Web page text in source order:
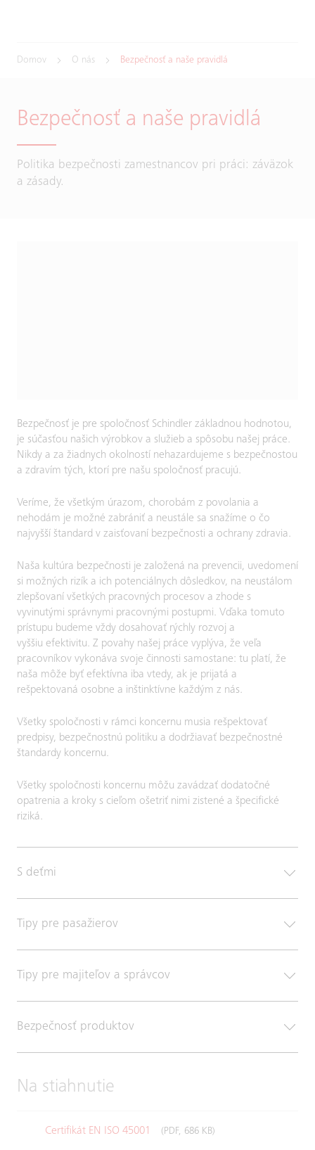
Domov O nás Bezpečnosť a naše pravidlá
Bezpečnosť a naše pravidlá
Politika bezpečnosti zamestnancov pri práci: záväzok
a zásady.
Bezpečnosť je pre spoločnosť Schindler základnou hodnotou,
je súčasťou našich výrobkov a služieb a spôsobu našej práce.
Nikdy a za žiadnych okolností nehazardujeme s bezpečnostou
a zdravím tých, ktorí pre našu spoločnosť pracujú.
Veríme, že všetkým úrazom, chorobám z povolania a
nehodám je možné zabrániť a neustále sa snažíme o čo
najvyšší štandard v zaisťovaní bezpečnosti a ochrany zdravia.
Naša kultúra bezpečnosti je založená na prevencii, uvedomení
si možných rizík a ich potenciálnych dôsledkov, na neustálom
zlepšovaní všetkých pracovných procesov a zhode s
vyvinutými správnymi pracovnými postupmi. Vďaka tomuto
prístupu budeme vždy dosahovať rýchly rozvoj a
vyššiu efektivitu. Z povahy našej práce vyplýva, že veľa
pracovníkov vykonáva svoje činnosti samostane: tu platí, že
naša môže byť efektívna iba vtedy, ak je prijatá a
rešpektovaná osobne a inštinktívne každým z nás.
Všetky spoločnosti v rámci koncernu musia rešpektovať
predpisy, bezpečnostnú politiku a dodržiavať bezpečnostné
štandardy koncernu.
Všetky spoločnosti koncernu môžu zavádzať dodatočné
opatrenia a kroky s cieľom ošetriť nimi zistené a špecifické
riziká.
S deťmi
Tipy pre pasažierov
Tipy pre majiteľov a správcov
Bezpečnosť produktov
Na stiahnutie
Certifikát EN ISO 45001 (PDF, 686 KB)